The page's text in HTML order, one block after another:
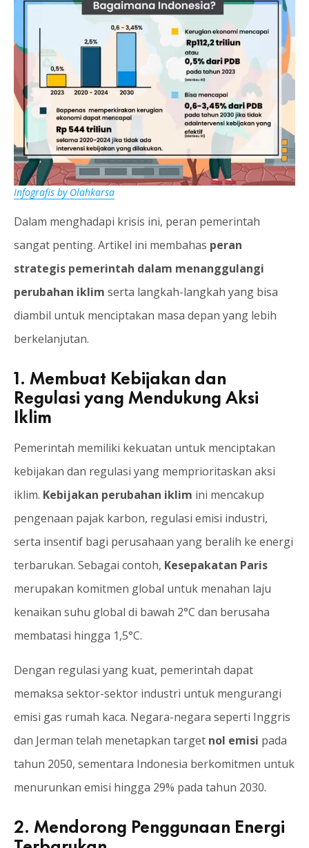
Infografis by Olahkarsa
Dalam menghadapi krisis ini, peran pemerintah
sangat penting. Artikel ini membahas peran
strategis pemerintah dalam menanggulangi
perubahan iklim serta langkah-langkah yang bisa
diambil untuk menciptakan masa depan yang lebih
berkelanjutan.
1. Membuat Kebijakan dan
Regulasi yang Mendukung Aksi
Iklim
Pemerintah memiliki kekuatan untuk menciptakan
kebijakan dan regulasi yang memprioritaskan aksi
iklim. Kebijakan perubahan iklim ini mencakup
pengenaan pajak karbon, regulasi emisi industri,
serta insentif bagi perusahaan yang beralih ke energi
terbarukan. Sebagai contoh, Kesepakatan Paris
merupakan komitmen global untuk menahan laju
kenaikan suhu global di bawah 2°C dan berusaha
membatasi hingga 1,5°C.
Dengan regulasi yang kuat, pemerintah dapat
memaksa sektor-sektor industri untuk mengurangi
emisi gas rumah kaca. Negara-negara seperti Inggris
dan Jerman telah menetapkan target nol emisi pada
tahun 2050, sementara Indonesia berkomitmen untuk
menurunkan emisi hingga 29% pada tahun 2030.
2. Mendorong Penggunaan Energi